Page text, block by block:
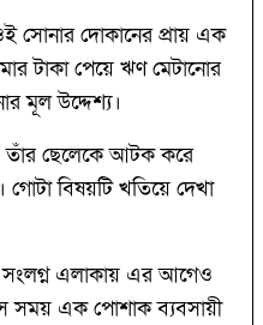
সোনার দোকানের প্রায় এক
টাকা পেয়ে ঋণ মেটানোর
মূল উদ্দেশ্য।
তাঁর ছেলেকে আটক করে
বিষয়টি খতিয়ে দেখা
সংলগ্ন এলাকায় এর আগেও
সময় এক পোশাক ব্যবসায়ী